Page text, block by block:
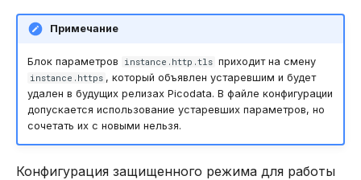
Примечание
Блок параметров instance.http.tls приходит на смену
instance.https , который объявлен устаревшим и будет
удален в будущих релизах Picodata. В файле конфигурации
допускается использование устаревших параметров, но
сочетать их с новыми нельзя.
Конфигурация защищенного режима для работы